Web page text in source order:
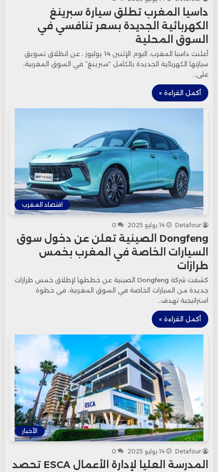
داسيا المغرب تطلق سيارة سبرينغ
الكهربائية الجديدة بسعر تنافسي في
السوق المحلية
أعلنت داسيا المغرب، اليوم الإثنين 14 يوليوز ، عن انطلاق تسويق
سيارتها الكهربائية الجديدة بالكامل “سبرينغ” في السوق المغربية،
على…
أكمل القراءة »
اقتصاد المغرب
Detafour 14 يوليو 2025 0
Dongfeng الصينية تعلن عن دخول سوق
السيارات الخاصة في المغرب بخمس
طرازات
كشفت شركة Dongfeng الصينية عن خططها لإطلاق خمس طرازات
جديدة من السيارات الخاصة في السوق المغربية، في خطوة
استراتيجية تهدف…
أكمل القراءة »
الأخبار
Detafour 14 يوليو 2025 0
المدرسة العليا لإدارة الأعمال ESCA تحصد